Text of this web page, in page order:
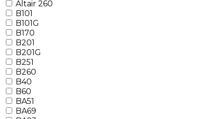
Altair 260
B101
B101G
B170
B201
B201G
B251
B260
B40
B60
BA51
BA69